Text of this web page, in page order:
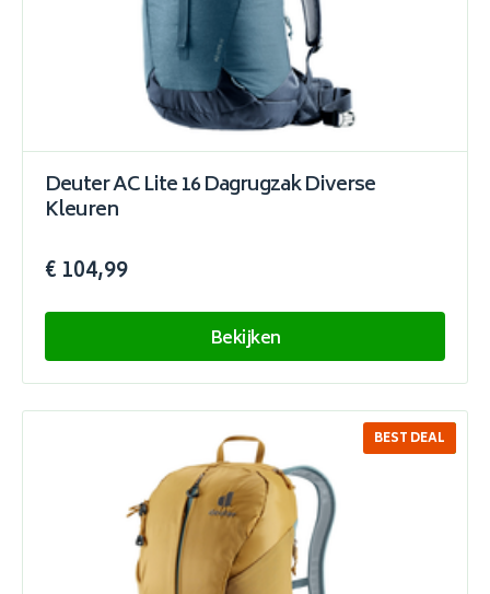
Deuter AC Lite 16 Dagrugzak Diverse
Kleuren
€ 104,99
Bekijken
SALE
BEST DEAL